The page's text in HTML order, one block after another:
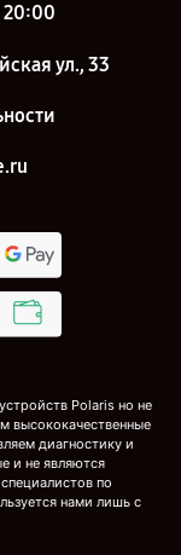
20:00
ул., 33
Polaris но не
высококачественные
диагностику и
и не являются
по
нами лишь с